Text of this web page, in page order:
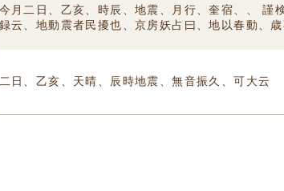
今月二日、乙亥、時辰、地震、月行、奎宿、、 謹
録云、地動震者民擾也、京房妖占曰、地以春動、
二日、乙亥、天晴、辰時地震、無音振久、可大云